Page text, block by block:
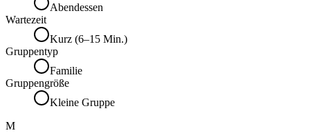
Abendessen
Wartezeit
Kurz (6–15 Min.)
Gruppentyp
Familie
Gruppengröße
Kleine Gruppe
M